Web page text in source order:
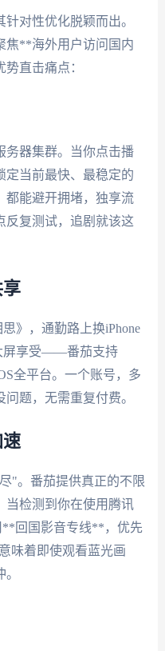
针对性优化脱颖而出。
焦**海外用户访问国内
直击痛点：
务器集群。当你点击播
定当前最快、最稳定的
都能避开拥堵，独享流
反复测试，追剧就该这
》，通勤路上换iPhone
屏享受——番茄支持
全平台。一个账号，多
题，无需重复付费。
"。番茄提供真正的不限
当检测到你在使用腾讯
**回国影音专线**，优先
味着即使观看蓝光画